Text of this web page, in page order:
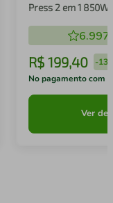
Press 2 em 1 850W
6.997
R$ 199,40 -
No pagamento com
Ver